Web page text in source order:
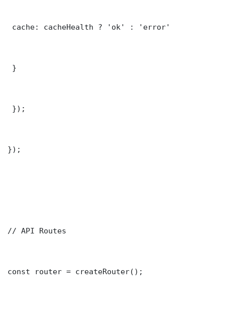
cache: cacheHealth ? 'ok' : 'error'
}
});
});
// API Routes
const router = createRouter();